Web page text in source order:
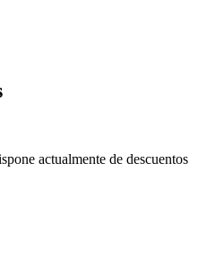
actualmente de descuentos